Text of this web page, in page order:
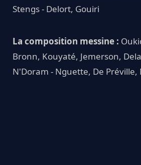
Stengs - Delort, Gouiri
La composition messine :
Bronn, Kouyaté, Jemerson,
N'Doram - Nguette, De Préville,